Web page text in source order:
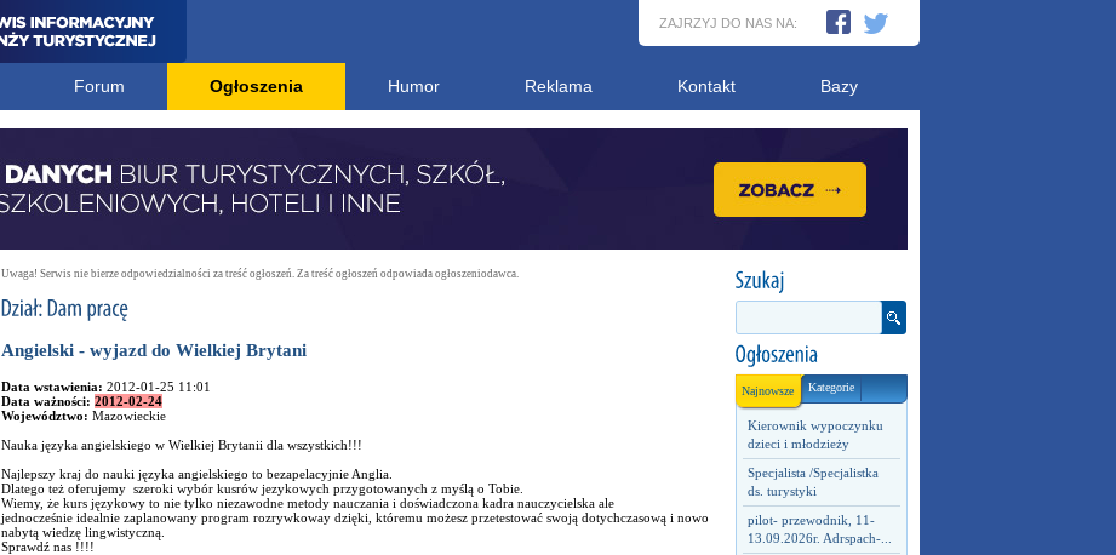
ZAJRZYJ DO NAS NA:
Forum Ogłoszenia Humor Reklama Kontakt Bazy
Najnowsze Kategorie
Kierownik wypoczynku
dzieci i młodzieży
Specjalista /Specjalistka
ds. turystyki
pilot- przewodnik, 11-
13.09.2026r. Adrspach-...
Uwaga! Serwis nie bierze odpowiedzialności za treść ogłoszeń. Za treść ogłoszeń odpowiada ogłoszeniodawca.
Angielski - wyjazd do Wielkiej Brytani
Data wstawienia: 2012-01-25 11:01
Data ważności: 2012-02-24
Województwo: Mazowieckie
Nauka języka angielskiego w Wielkiej Brytanii dla wszystkich!!!
Najlepszy kraj do nauki języka angielskiego to bezapelacyjnie Anglia.
Dlatego też oferujemy szeroki wybór kusrów jezykowych przygotowanych z myślą o Tobie.
Wiemy, że kurs językowy to nie tylko niezawodne metody nauczania i doświadczona kadra nauczycielska ale
jednocześnie idealnie zaplanowany program rozrywkoway dzięki, któremu możesz przetestować swoją dotychczasową i nowo
nabytą wiedzę lingwistyczną.
Sprawdź nas !!!!